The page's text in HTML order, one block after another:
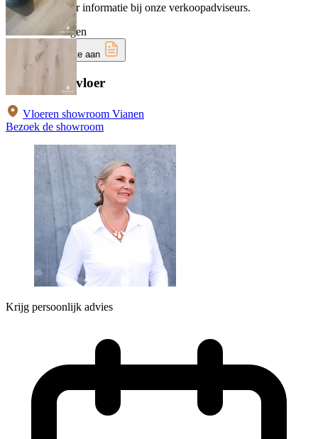
Vraag naar meer informatie bij onze verkoopadviseurs.
Offerte aanvragen
Vraag een offerte aan
Bekijk deze vloer
Vloeren showroom Vianen
Bezoek de showroom
Krijg persoonlijk advies